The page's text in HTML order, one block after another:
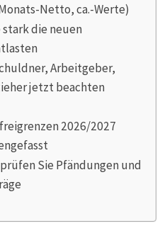
Netto, ca.-Werte)
stark die neuen
Arbeitgeber,
jetzt beachten
2026/2027
Sie Pfändungen und